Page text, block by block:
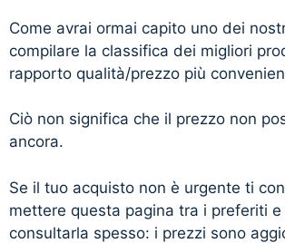
Come avrai ormai capito uno dei
compilare la classifica dei migliori
rapporto qualità/prezzo più
Ciò non significa che il prezzo non
ancora.
Se il tuo acquisto non è urgente ti
mettere questa pagina tra i preferiti e
consultarla spesso: i prezzi sono